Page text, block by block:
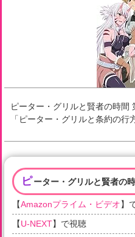
ピーター・グリルと賢者の時間
「 ピーター・グリルと条約の行
ピーター・グリルと賢者の
【Amazonプライム・ビデオ】
【U-NEXT】で視聴